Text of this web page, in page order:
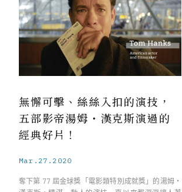
無懈可擊、絲絲入扣的演技，
五部影帝湯姆・漢克斯演過的
經典好片！
Mar.27.2020
奪下第 77 屆金球獎「電影類特別成就獎」的湯姆・